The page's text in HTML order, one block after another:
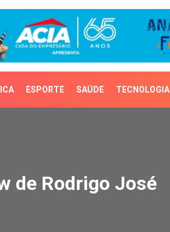
ESPORTE SAÚDE TECNOLOGIA
de Rodrigo José